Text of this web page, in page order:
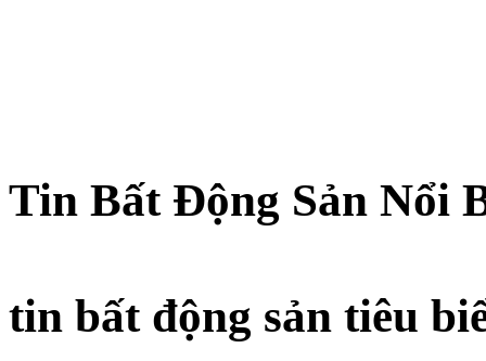
Tin Bất Động Sản Nổi
tin bất động sản tiêu